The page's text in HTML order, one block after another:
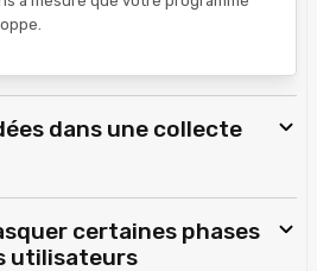
dans une collecte
certaines phases
utilisateurs